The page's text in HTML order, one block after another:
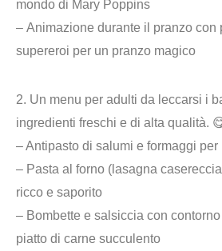
mondo di Mary Poppins
– Animazione durante il pranzo con
supereroi per un pranzo magico
2. Un menu per adulti da leccarsi i
ingredienti freschi e di alta qualità.
– Antipasto di salumi e formaggi
– Pasta al forno (lasagna
ricco e saporito
– Bombette e salsiccia con
piatto di carne succulento